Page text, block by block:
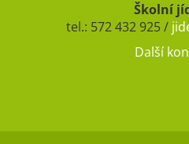
Školní
tel.: 572 432 925 /
Další